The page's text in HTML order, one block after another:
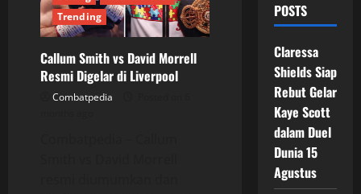
Trending
Callum Smith vs David Morrell
Resmi Digelar di Liverpool
Combatpedia
POSTS
Claressa
Shields Siap
Rebut Gelar
Kaye Scott
dalam Duel
Dunia 15
Agustus